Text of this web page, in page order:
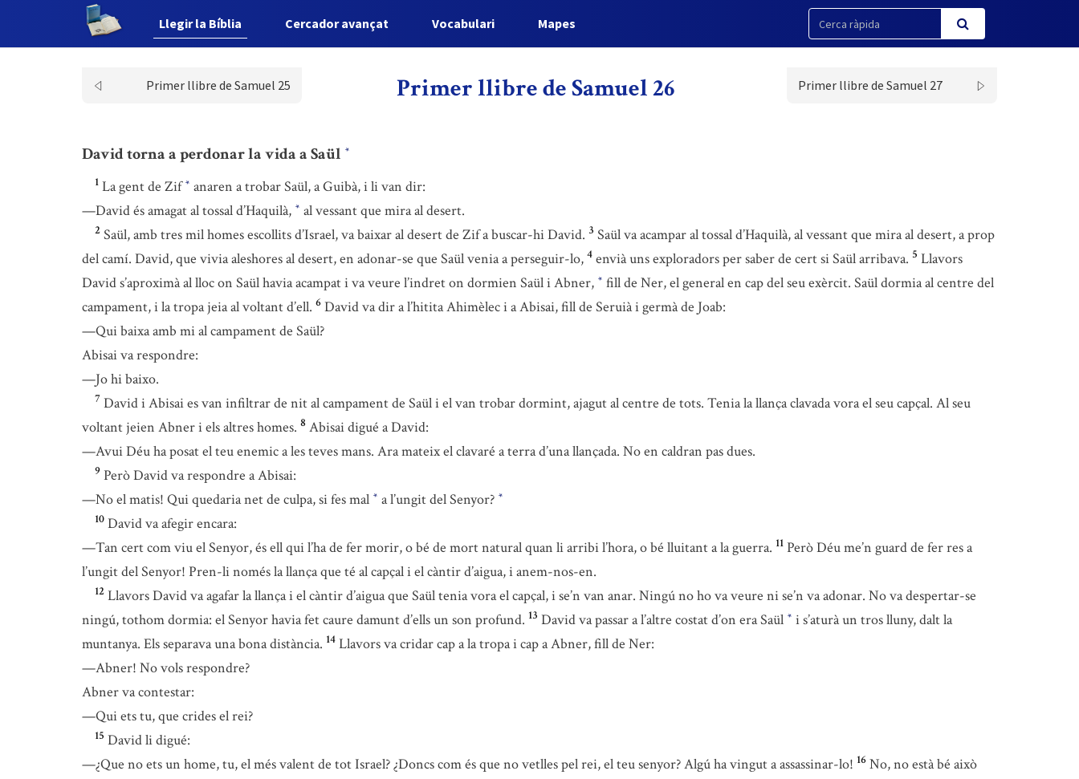
Llegir la Bíblia Cercador avançat Vocabulari Mapes
Primer llibre de Samuel 25 Primer llibre de Samuel 26 Primer llibre de Samuel 27
David torna a perdonar la vida a Saül *
1 La gent de Zif * anaren a trobar Saül, a Guibà, i li van dir:
—David és amagat al tossal d’Haquilà, * al vessant que mira al desert.
2 Saül, amb tres mil homes escollits d’Israel, va baixar al desert de Zif a buscar-hi David. 3 Saül va acampar al tossal d’Haquilà, al vessant que mira al desert, a prop
del camí. David, que vivia aleshores al desert, en adonar-se que Saül venia a perseguir-lo, 4 envià uns exploradors per saber de cert si Saül arribava. 5 Llavors
David s’aproximà al lloc on Saül havia acampat i va veure l’indret on dormien Saül i Abner, * fill de Ner, el general en cap del seu exèrcit. Saül dormia al centre del
campament, i la tropa jeia al voltant d’ell. 6 David va dir a l’hitita Ahimèlec i a Abisai, fill de Seruià i germà de Joab:
—Qui baixa amb mi al campament de Saül?
Abisai va respondre:
—Jo hi baixo.
7 David i Abisai es van infiltrar de nit al campament de Saül i el van trobar dormint, ajagut al centre de tots. Tenia la llança clavada vora el seu capçal. Al seu
voltant jeien Abner i els altres homes. 8 Abisai digué a David:
—Avui Déu ha posat el teu enemic a les teves mans. Ara mateix el clavaré a terra d’una llançada. No en caldran pas dues.
9 Però David va respondre a Abisai:
—No el matis! Qui quedaria net de culpa, si fes mal * a l’ungit del Senyor? *
10 David va afegir encara:
—Tan cert com viu el Senyor, és ell qui l’ha de fer morir, o bé de mort natural quan li arribi l’hora, o bé lluitant a la guerra. 11 Però Déu me’n guard de fer res a
l’ungit del Senyor! Pren-li només la llança que té al capçal i el càntir d’aigua, i anem-nos-en.
12 Llavors David va agafar la llança i el càntir d’aigua que Saül tenia vora el capçal, i se’n van anar. Ningú no ho va veure ni se’n va adonar. No va despertar-se
ningú, tothom dormia: el Senyor havia fet caure damunt d’ells un son profund. 13 David va passar a l’altre costat d’on era Saül * i s’aturà un tros lluny, dalt la
muntanya. Els separava una bona distància. 14 Llavors va cridar cap a la tropa i cap a Abner, fill de Ner:
—Abner! No vols respondre?
Abner va contestar:
—Qui ets tu, que crides el rei?
15 David li digué:
—¿Que no ets un home, tu, el més valent de tot Israel? ¿Doncs com és que no vetlles pel rei, el teu senyor? Algú ha vingut a assassinar-lo! 16 No, no està bé això